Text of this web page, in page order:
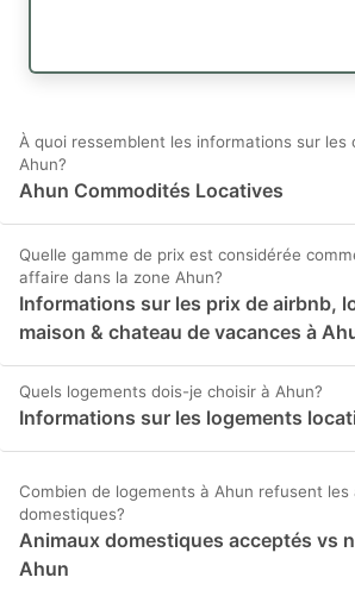
À quoi ressemblent les informations sur les
Ahun?
Ahun Commodités Locatives
Quelle gamme de prix est considérée
affaire dans la zone Ahun?
Informations sur les prix de airbnb,
maison & chateau de vacances à
Quels logements dois-je choisir à Ahun?
Informations sur les logements
Combien de logements à Ahun refusent les
domestiques?
Animaux domestiques acceptés vs
Ahun